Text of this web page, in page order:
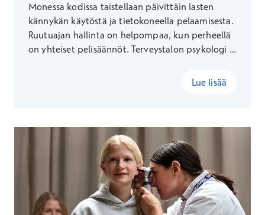
Monessa kodissa taistellaan päivittäin lasten
kännykän käytöstä ja tietokoneella pelaamisesta.
Ruutuajan hallinta on helpompaa, kun perheellä
on yhteiset pelisäännöt. Terveystalon psykologi ja
Lue lisää